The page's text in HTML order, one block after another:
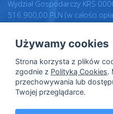
Wydział Gospodarczy KRS
516.900,00 PLN (w całości
Regulamin
Warunki licencji
Polityka prywatności
Polityka cookies
Dane osobowe
Używamy cookies
Strona korzysta z plików
zgodnie z Polityką Cookies.
przechowywania lub
Twojej przeglądarce.